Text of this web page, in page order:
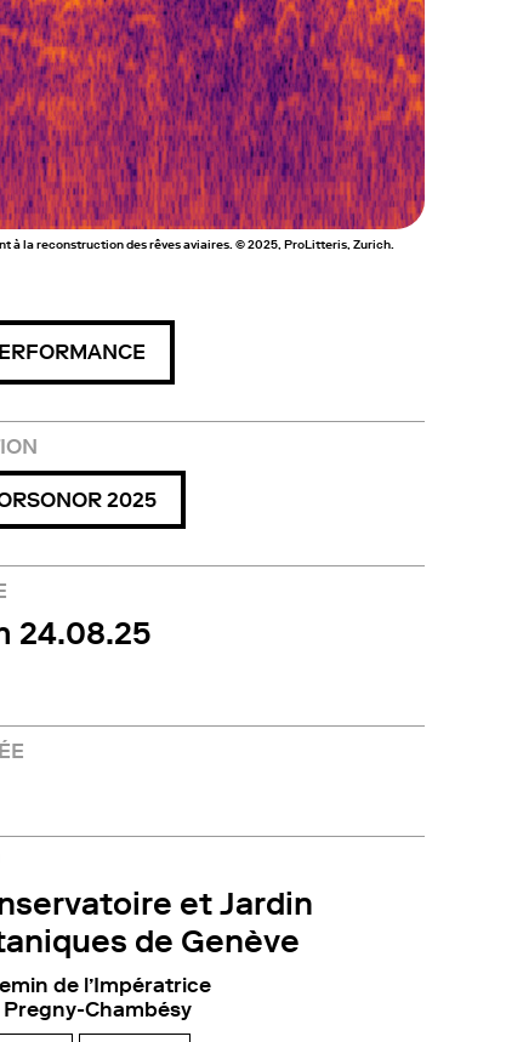
à la reconstruction des rêves aviaires. © 2025, ProLitteris, Zurich.
2025
24.08.25
et Jardin
de Genève
de l’Impératrice
Pregny-Chambésy